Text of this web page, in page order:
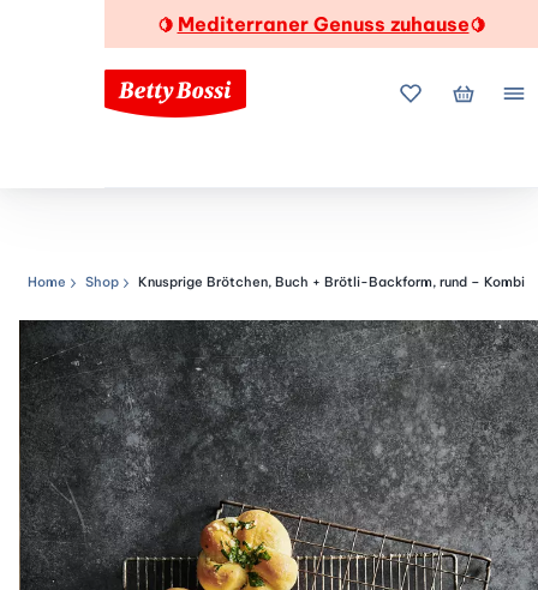
🍋 Mediterraner Genuss zuhause🍋
MeineMein
Navigationspfad
Home Shop Knusprige Brötchen, Buch + Brötli-Backform, rund – Kombi